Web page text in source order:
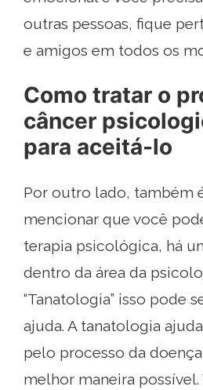
outras pessoas, fique
e amigos em todos os
Como tratar o
câncer
para aceitá-lo
Por outro lado, também
mencionar que você
terapia psicológica, há
dentro da área da
“Tanatologia” isso pode
ajuda. A tanatologia
pelo processo da
melhor maneira